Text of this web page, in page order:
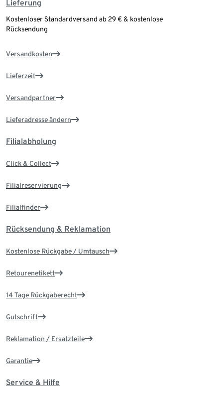
Lieferung
Kostenloser Standardversand ab 29 € & kostenlose
Rücksendung
Versandkosten
Lieferzeit
Versandpartner
Lieferadresse ändern
Filialabholung
Click & Collect
Filialreservierung
Filialfinder
Rücksendung & Reklamation
Kostenlose Rückgabe / Umtausch
Retourenetikett
14 Tage Rückgaberecht
Gutschrift
Reklamation / Ersatzteile
Garantie
Service & Hilfe